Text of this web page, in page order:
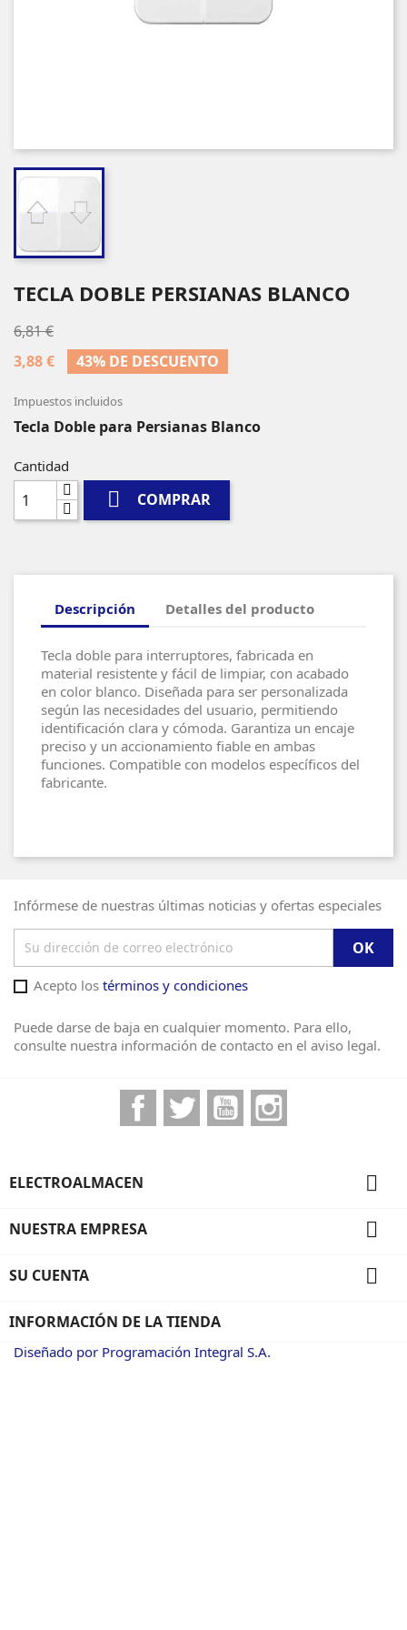
TECLA DOBLE PERSIANAS BLANCO
6,81 €
3,88 €
43% DE DESCUENTO
Impuestos incluidos
Tecla Doble para Persianas Blanco
Cantidad
 COMPRAR
Descripción Detalles del producto
Tecla doble para interruptores, fabricada en
material resistente y fácil de limpiar, con acabado
en color blanco. Diseñada para ser personalizada
según las necesidades del usuario, permitiendo
identificación clara y cómoda. Garantiza un encaje
preciso y un accionamiento fiable en ambas
funciones. Compatible con modelos específicos del
fabricante.
Infórmese de nuestras últimas noticias y ofertas especiales
Acepto los términos y condiciones
Puede darse de baja en cualquier momento. Para ello,
consulte nuestra información de contacto en el aviso legal.
FacebookTwitter YouTube
ELECTROALMACEN 
NUESTRA EMPRESA 
SU CUENTA 
INFORMACIÓN DE LA TIENDA
Diseñado por Programación Integral S.A.